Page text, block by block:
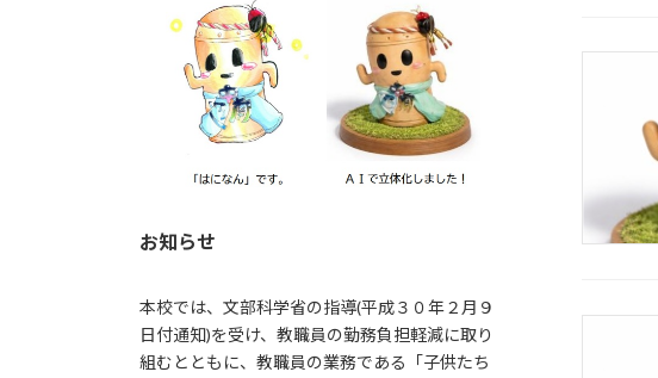
お知らせ
本校では、文部科学省の指導(平成３０年２月９
日付通知)を受け、教職員の勤務負担軽減に取り
組むとともに、教職員の業務である「子供たち